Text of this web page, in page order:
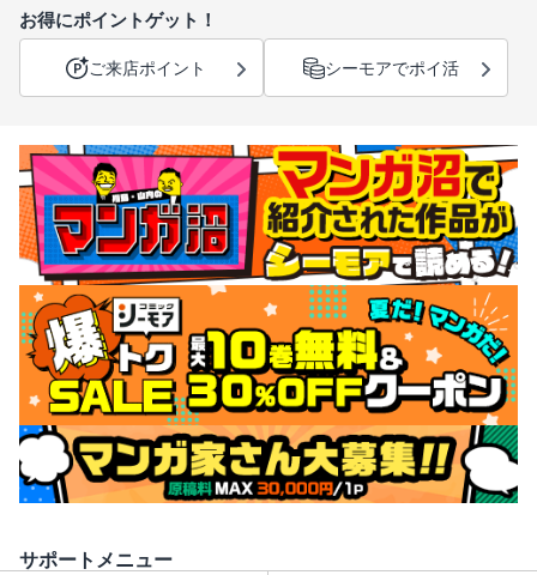
お得にポイントゲット！
ご来店ポイント シーモアでポイ活
サポートメニュー